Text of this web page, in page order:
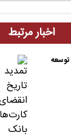
اخبار مرتبط